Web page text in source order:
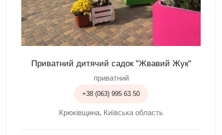
Приватний дитячий садок "Жвавий Жук"
приватний
+38 (063) 995 63 50
Крюківщина, Київська область